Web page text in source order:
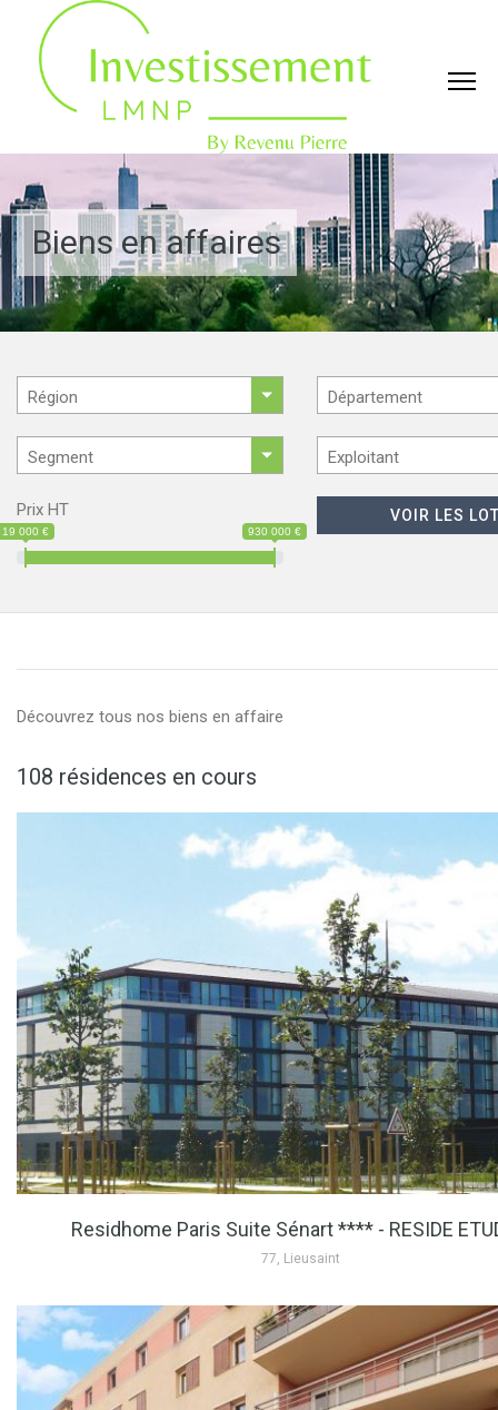
Biens en affaires
Prix HT
19 000 € 930 000 €
Découvrez tous nos biens en affaire
108 résidences en cours
Residhome Paris Suite Sénart **** - RESIDE
77, Lieusaint